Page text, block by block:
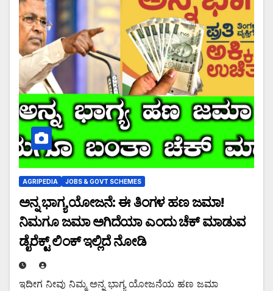
AGRIPEDIA JOBS & GOVT SCHEMES
ಅನ್ನ ಭಾಗ್ಯ ಯೋಜನೆ: ಈ ತಿಂಗಳ ಹಣ ಜಮಾ!
ನಿಮಗೂ ಜಮಾ ಅಗಿದೆಯಾ ಎಂದು ಚೆಕ್ ಮಾಡುವ
ಡೈರೆಕ್ಟ್ ಲಿಂಕ್ ಇಲ್ಲಿದೆ ನೋಡಿ
ಇದೀಗ ನೀವು ನಿಮ್ಮ ಅನ್ನ ಭಾಗ್ಯ ಯೋಜನೆಯ ಹಣ ಜಮಾ